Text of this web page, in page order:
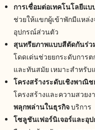
การเชื่อมต่อเทคโนโลยีแบ
ช่วยให้แขกผู้เข้าพักมีแหล่
อุปกรณ์ส่วนตัว
สุนทรียภาพแบบสีตัดกันร่ว
โดดเด่นช่วยยกระดับการ
และทันสมัย ​​เหมาะสำหรั
โครงสร้างระดับเชิงพาณิช
โครงสร้างและความสวย
พลุกพล่านในธุรกิจบริการ
โซลูชันเฟอร์นิเจอร์และอุ